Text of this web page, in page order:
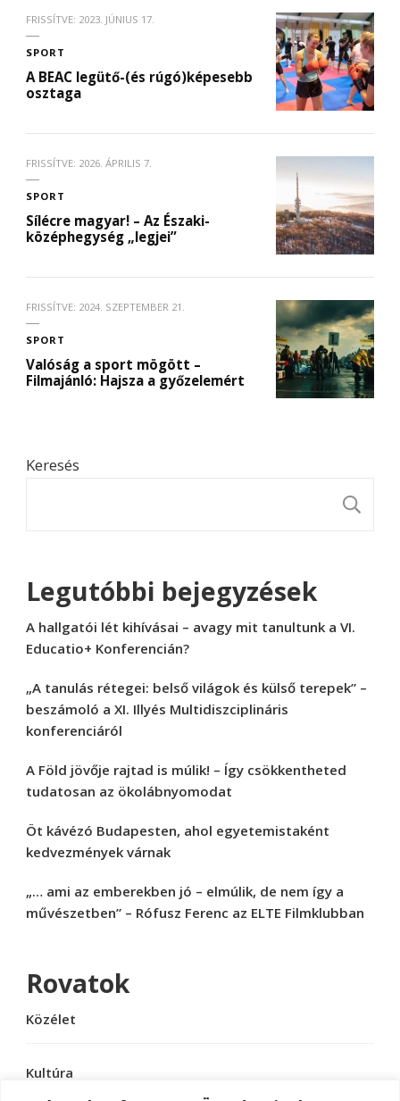
FRISSÍTVE: 2023. JÚNIUS 17.
SPORT
A BEAC legütő-(és rúgó)képesebb
osztaga
FRISSÍTVE: 2026. ÁPRILIS 7.
SPORT
Sílécre magyar! – Az Északi-
középhegység „legjei”
FRISSÍTVE: 2024. SZEPTEMBER 21.
SPORT
Valóság a sport mögött –
Filmajánló: Hajsza a győzelemért
Keresés
Legutóbbi bejegyzések
A hallgatói lét kihívásai – avagy mit tanultunk a VI.
Educatio+ Konferencián?
„A tanulás rétegei: belső világok és külső terepek” –
beszámoló a XI. Illyés Multidiszciplináris
konferenciáról
A Föld jövője rajtad is múlik! – Így csökkentheted
tudatosan az ökolábnyomodat
Öt kávézó Budapesten, ahol egyetemistaként
kedvezmények várnak
„… ami az emberekben jó – elmúlik, de nem így a
művészetben” – Rófusz Ferenc az ELTE Filmklubban
Rovatok
Közélet
Kultúra